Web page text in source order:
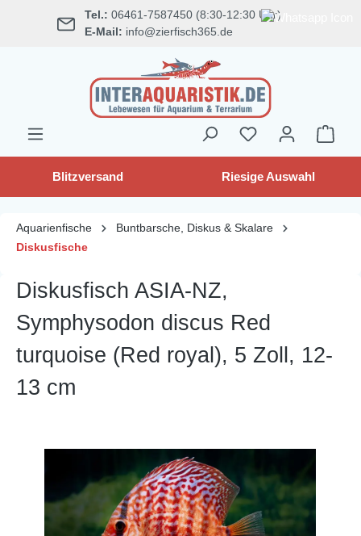
springen Tel.: 06461-7587450 (8:30-12:30 Uhr)
E-Mail: info@zierfisch365.de
Blitzversand Riesige Auswahl
Aquarienfische
Buntbarsche, Diskus & Skalare
Diskusfische
Diskusfisch ASIA-NZ,
Symphysodon discus Red
turquoise (Red royal), 5 Zoll, 12-
13 cm